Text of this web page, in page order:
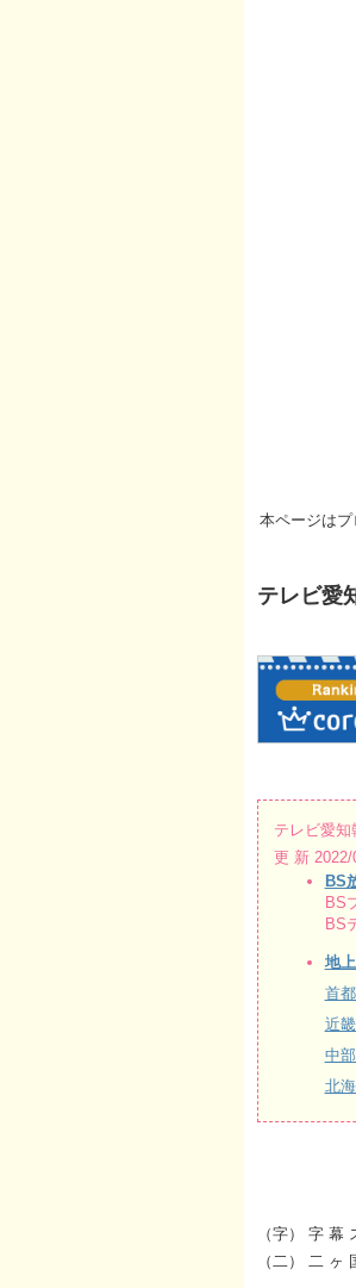
本ページはプ
テレビ愛
テレビ愛
更 新 2022/
BS
BS
BS
地
首
近
中
北
（字） 字 幕
（二） 二 ヶ